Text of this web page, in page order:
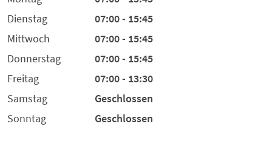
Dienstag
07:00 - 15:45
Mittwoch
07:00 - 15:45
Donnerstag
07:00 - 15:45
Freitag
07:00 - 13:30
Samstag
Geschlossen
Sonntag
Geschlossen